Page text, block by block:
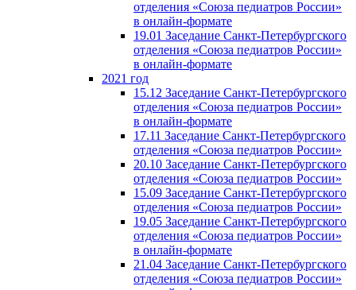
отделения «Союза педиатров России»
в онлайн-формате
19.01 Заседание Санкт-Петербургского
отделения «Союза педиатров России»
в онлайн-формате
2021 год
15.12 Заседание Санкт-Петербургского
отделения «Союза педиатров России»
в онлайн-формате
17.11 Заседание Санкт-Петербургского
отделения «Союза педиатров России»
20.10 Заседание Санкт-Петербургского
отделения «Союза педиатров России»
15.09 Заседание Санкт-Петербургского
отделения «Союза педиатров России»
19.05 Заседание Санкт-Петербургского
отделения «Союза педиатров России»
в онлайн-формате
21.04 Заседание Санкт-Петербургского
отделения «Союза педиатров России»